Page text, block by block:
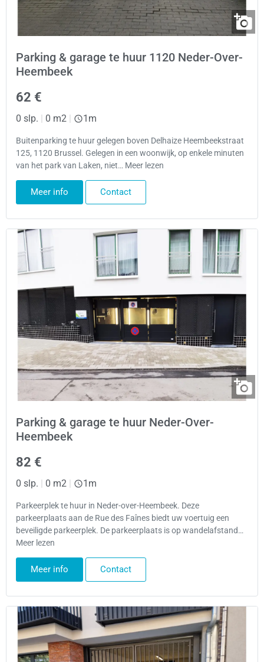
Parking & garage te huur 1120 Neder-Over-
Heembeek
62 €
0 slp. 0 m2 1m
Buitenparking te huur gelegen boven Delhaize Heembeekstraat
125, 1120 Brussel. Gelegen in een woonwijk, op enkele minuten
van het park van Laken, niet… Meer lezen
Meer info Contact
Parking & garage te huur Neder-Over-
Heembeek
82 €
0 slp. 0 m2 1m
Parkeerplek te huur in Neder-over-Heembeek. Deze
parkeerplaats aan de Rue des Faînes biedt uw voertuig een
beveiligde parkeerplek. De parkeerplaats is op wandelafstand…
Meer lezen
Meer info Contact